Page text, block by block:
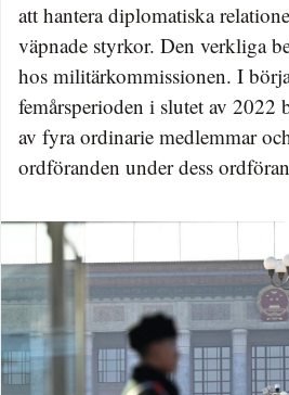
att hantera diplomatiska
väpnade styrkor. Den verkliga
hos militärkommissionen. I
femårsperioden i slutet av 2022
av fyra ordinarie medlemmar
ordföranden under dess